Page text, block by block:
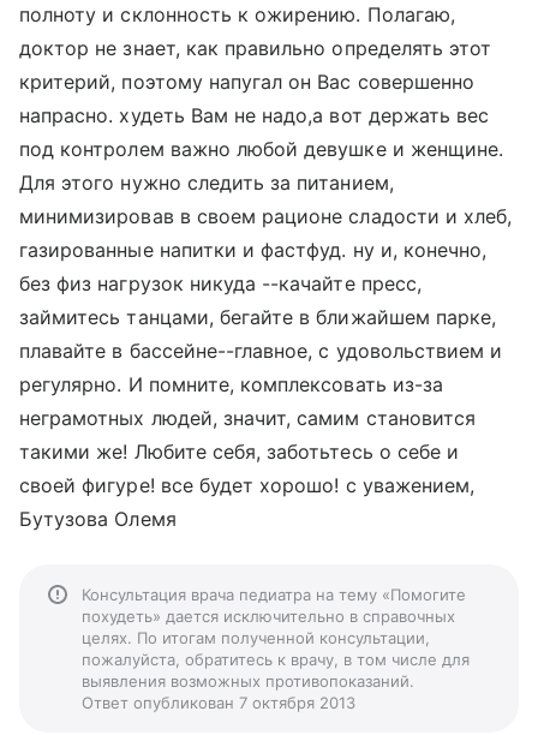
полноту и склонность к ожирению. Полагаю,
доктор не знает, как правильно определять этот
критерий, поэтому напугал он Вас совершенно
напрасно. худеть Вам не надо,а вот держать вес
под контролем важно любой девушке и женщине.
Для этого нужно следить за питанием,
минимизировав в своем рационе сладости и хлеб,
газированные напитки и фастфуд. ну и, конечно,
без физ нагрузок никуда --качайте пресс,
займитесь танцами, бегайте в ближайшем парке,
плавайте в бассейне--главное, с удовольствием и
регулярно. И помните, комплексовать из-за
неграмотных людей, значит, самим становится
такими же! Любите себя, заботьтесь о себе и
своей фигуре! все будет хорошо! с уважением,
Бутузова Олемя
Консультация врача педиатра на тему «Помогите
похудеть» дается исключительно в справочных
целях. По итогам полученной консультации,
пожалуйста, обратитесь к врачу, в том числе для
выявления возможных противопоказаний.
Ответ опубликован 7 октября 2013